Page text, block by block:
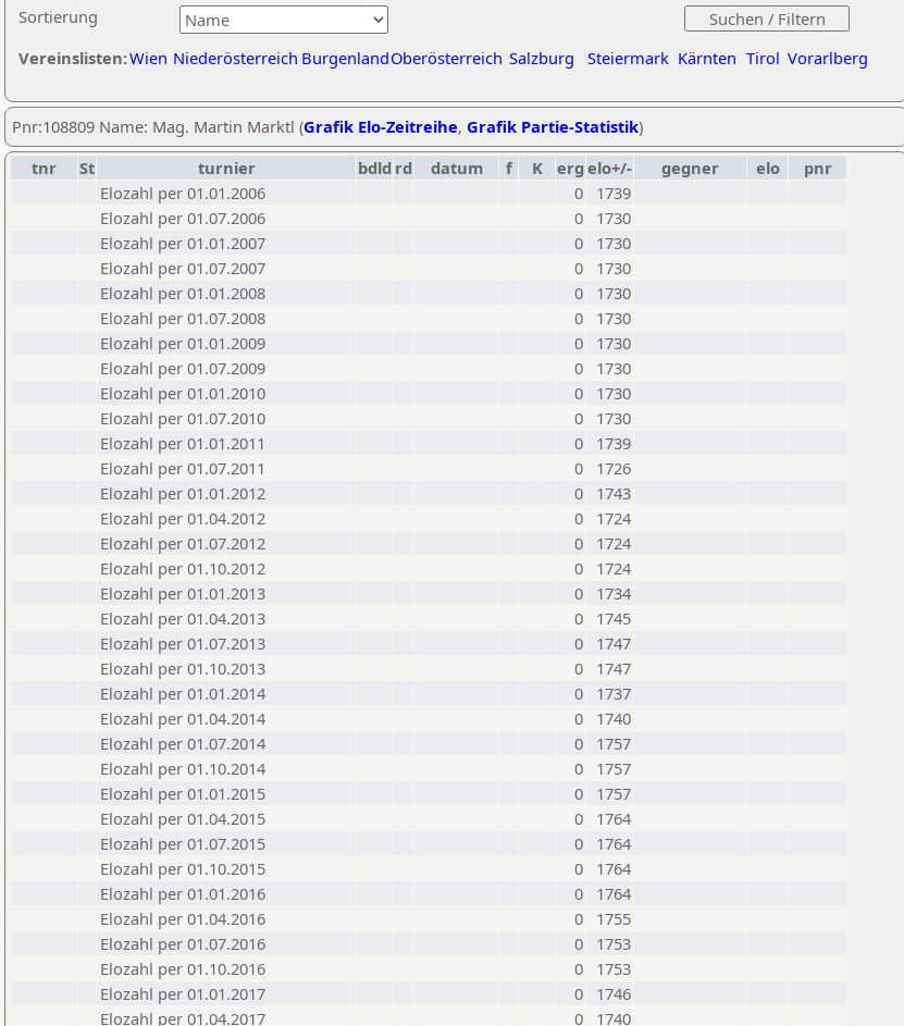
Sortierung
Vereinslisten:Wien Niederösterreich BurgenlandOberösterreich Salzburg Steiermark Kärnten Tirol Vorarlberg
Pnr:108809 Name: Mag. Martin Marktl (Grafik Elo-Zeitreihe, Grafik Partie-Statistik)
tnr
St turnier bdld rd datum f K erg elo+/- gegner elo
pnr
Elozahl per 01.01.2006
0
1739
Elozahl per 01.07.2006
0
1730
Elozahl per 01.01.2007
0
1730
Elozahl per 01.07.2007
0
1730
Elozahl per 01.01.2008
0
1730
Elozahl per 01.07.2008
0
1730
Elozahl per 01.01.2009
0
1730
Elozahl per 01.07.2009
0
1730
Elozahl per 01.01.2010
0
1730
Elozahl per 01.07.2010
0
1730
Elozahl per 01.01.2011
0
1739
Elozahl per 01.07.2011
0
1726
Elozahl per 01.01.2012
0
1743
Elozahl per 01.04.2012
0
1724
Elozahl per 01.07.2012
0
1724
Elozahl per 01.10.2012
0
1724
Elozahl per 01.01.2013
0
1734
Elozahl per 01.04.2013
0
1745
Elozahl per 01.07.2013
0
1747
Elozahl per 01.10.2013
0
1747
Elozahl per 01.01.2014
0
1737
Elozahl per 01.04.2014
0
1740
Elozahl per 01.07.2014
0
1757
Elozahl per 01.10.2014
0
1757
Elozahl per 01.01.2015
0
1757
Elozahl per 01.04.2015
0
1764
Elozahl per 01.07.2015
0
1764
Elozahl per 01.10.2015
0
1764
Elozahl per 01.01.2016
0
1764
Elozahl per 01.04.2016
0
1755
Elozahl per 01.07.2016
0
1753
Elozahl per 01.10.2016
0
1753
Elozahl per 01.01.2017
0
1746
Elozahl per 01.04.2017
0
1740